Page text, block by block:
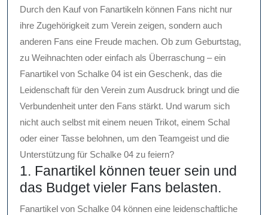
Durch den Kauf von Fanartikeln können Fans nicht nur
ihre Zugehörigkeit zum Verein zeigen, sondern auch
anderen Fans eine Freude machen. Ob zum Geburtstag,
zu Weihnachten oder einfach als Überraschung – ein
Fanartikel von Schalke 04 ist ein Geschenk, das die
Leidenschaft für den Verein zum Ausdruck bringt und die
Verbundenheit unter den Fans stärkt. Und warum sich
nicht auch selbst mit einem neuen Trikot, einem Schal
oder einer Tasse belohnen, um den Teamgeist und die
Unterstützung für Schalke 04 zu feiern?
1. Fanartikel können teuer sein und
das Budget vieler Fans belasten.
Fanartikel von Schalke 04 können eine leidenschaftliche